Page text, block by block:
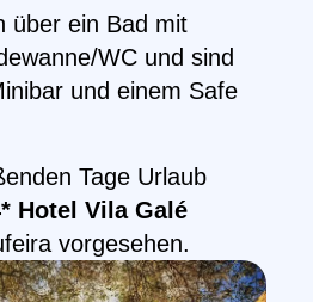
über ein Bad mit
WC und sind
und einem Safe
Tage Urlaub
Hotel Vila Galé
vorgesehen.